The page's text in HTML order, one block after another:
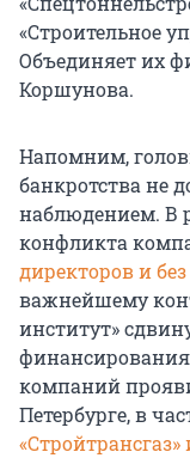
«Строительное
Объединяет их
Коршунова.
Напомним,
банкротства не
наблюдением. В
конфликта
директоров и
важнейшему
институт»
компаний
Петербурге, в